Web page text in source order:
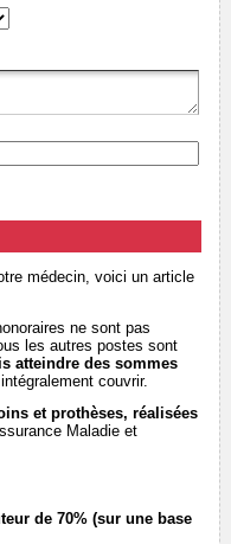
médecin, voici un article
ne sont pas
les autres postes sont
atteindre des sommes
couvrir.
et prothèses, réalisées
Maladie et
de 70% (sur une base